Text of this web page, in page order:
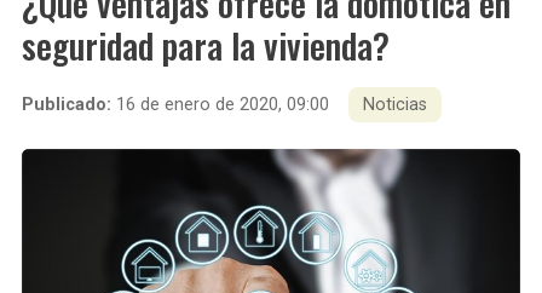
Spheris Xp
Forstyl
seguridad para la vivienda?
Publicado: 16 de enero de 2020, 09:00 Noticias